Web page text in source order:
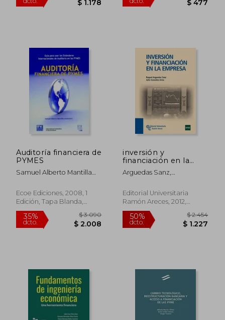
35%
dcto.
$ 1.812
$ 1.178
35%
dcto.
Auditoría financiera de
PYMES
Samuel Alberto Mantilla
Ecoe Ediciones, 2008, 1
Edición, Tapa Blanda,
Nuevo
inversión y
financiación en la
empresa
Arguedas Sanz,
Julio
Editorial Universitaria
Ramón Areces, 2012,
Usado